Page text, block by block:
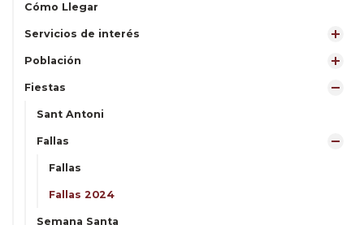
Cómo Llegar
Servicios de interés
Población
Fiestas
Sant Antoni
Fallas
Fallas
Fallas 2024
Semana Santa